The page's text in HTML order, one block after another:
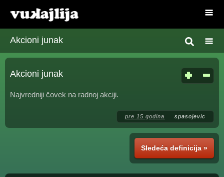
Akcioni junak
Akcioni junak
Najvredniji čovek na radnoj akciji.
pre 15 godina spasojevic
Sledeća definicija »